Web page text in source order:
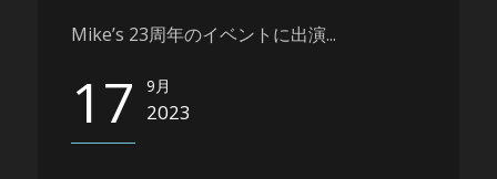
Mike’s 23周年のイベントに出演...
17 9月
2023